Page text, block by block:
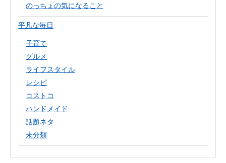
のっちょの気になること
平凡な毎日
子育て
グルメ
ライフスタイル
レシピ
コストコ
ハンドメイド
話題ネタ
未分類